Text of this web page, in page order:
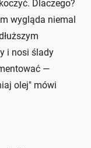
Dlaczego?
wygląda niemal
i nosi ślady
—
olej" mówi